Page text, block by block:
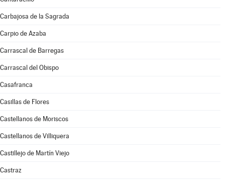
Carbajosa de la Sagrada
Carpio de Azaba
Carrascal de Barregas
Carrascal del Obispo
Casafranca
Casillas de Flores
Castellanos de Moriscos
Castellanos de Villiquera
Castillejo de Martín Viejo
Castraz